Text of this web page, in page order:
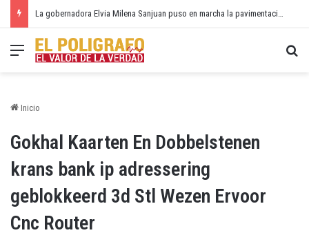
Comfacesar sorprende en Bosconia! Así es la nueva etapa de Mattias Boulevard que impulsa el sueño de vivienda propia
Menú
Inicio
Gokhal Kaarten En Dobbelstenen
krans bank ip adressering
geblokkeerd 3d Stl Wezen Ervoor
Cnc Router